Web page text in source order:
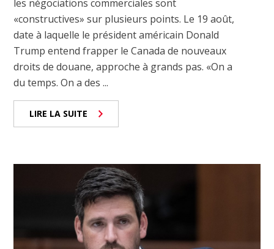
les négociations commerciales sont
«constructives» sur plusieurs points. Le 19 août,
date à laquelle le président américain Donald
Trump entend frapper le Canada de nouveaux
droits de douane, approche à grands pas. «On a
du temps. On a des ...
LIRE LA SUITE